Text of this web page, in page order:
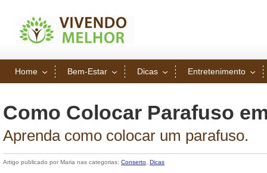
Home Bem-Estar Dicas Entretenimento
Como Colocar Parafuso
Aprenda como colocar um parafuso.
Artigo publicado por Maria nas categorias: Conserto Dicas